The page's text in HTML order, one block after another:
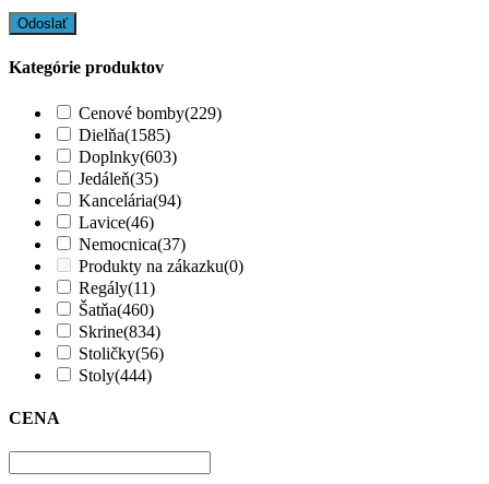
Kategórie produktov
Cenové bomby(229)
Dielňa(1585)
Doplnky(603)
Jedáleň(35)
Kancelária(94)
Lavice(46)
Nemocnica(37)
Produkty na zákazku(0)
Regály(11)
Šatňa(460)
Skrine(834)
Stoličky(56)
Stoly(444)
CENA